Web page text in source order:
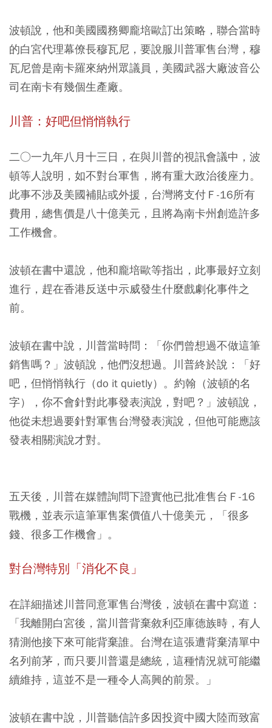
波頓說，他和美國國務卿龐培歐訂出策略，聯合當時
的白宮代理幕僚長穆瓦尼，要說服川普軍售台灣，穆
瓦尼曾是南卡羅來納州眾議員，美國武器大廠波音公
司在南卡有幾個生產廠。
川普：好吧但悄悄執行
二○一九年八月十三日，在與川普的視訊會議中，波
頓等人說明，如不對台軍售，將有重大政治後座力。
此事不涉及美國補貼或外援，台灣將支付Ｆ-16所有
費用，總售價是八十億美元，且將為南卡州創造許多
工作機會。
波頓在書中還說，他和龐培歐等指出，此事最好立刻
進行，趕在香港反送中示威發生什麼戲劇化事件之
前。
波頓在書中說，川普當時問：「你們曾想過不做這筆
銷售嗎？」波頓說，他們沒想過。川普終於說：「好
吧，但悄悄執行（do it quietly）。約翰（波頓的名
字），你不會針對此事發表演說，對吧？」波頓說，
他從未想過要針對軍售台灣發表演說，但他可能應該
發表相關演說才對。
五天後，川普在媒體詢問下證實他已批准售台Ｆ-16
戰機，並表示這筆軍售案價值八十億美元，「很多
錢、很多工作機會」。
對台灣特別「消化不良」
在詳細描述川普同意軍售台灣後，波頓在書中寫道：
「我離開白宮後，當川普背棄敘利亞庫德族時，有人
猜測他接下來可能背棄誰。台灣在這張遭背棄清單中
名列前茅，而只要川普還是總統，這種情況就可能繼
續維持，這並不是一種令人高興的前景。」
波頓在書中說，川普聽信許多因投資中國大陸而致富